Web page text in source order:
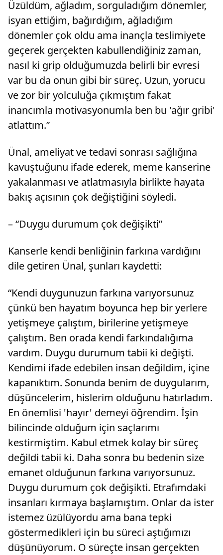
Üzüldüm, ağladım, sorguladığım dönemler,
isyan ettiğim, bağırdığım, ağladığım
dönemler çok oldu ama inançla teslimiyete
geçerek gerçekten kabullendiğiniz zaman,
nasıl ki grip olduğumuzda belirli bir evresi
var bu da onun gibi bir süreç. Uzun, yorucu
ve zor bir yolculuğa çıkmıştım fakat
inancımla motivasyonumla ben bu 'ağır gribi'
atlattım.”
Ünal, ameliyat ve tedavi sonrası sağlığına
kavuştuğunu ifade ederek, meme kanserine
yakalanması ve atlatmasıyla birlikte hayata
bakış açısının çok değiştiğini söyledi.
– “Duygu durumum çok değişikti”
Kanserle kendi benliğinin farkına vardığını
dile getiren Ünal, şunları kaydetti:
“Kendi duygunuzun farkına varıyorsunuz
çünkü ben hayatım boyunca hep bir yerlere
yetişmeye çalıştım, birilerine yetişmeye
çalıştım. Ben orada kendi farkındalığıma
vardım. Duygu durumum tabii ki değişti.
Kendimi ifade edebilen insan değildim, içine
kapanıktım. Sonunda benim de duygularım,
düşüncelerim, hislerim olduğunu hatırladım.
En önemlisi 'hayır' demeyi öğrendim. İşin
bilincinde olduğum için saçlarımı
kestirmiştim. Kabul etmek kolay bir süreç
değildi tabii ki. Daha sonra bu bedenin size
emanet olduğunun farkına varıyorsunuz.
Duygu durumum çok değişikti. Etrafımdaki
insanları kırmaya başlamıştım. Onlar da ister
istemez üzülüyordu ama bana tepki
göstermedikleri için bu süreci aştığımızı
düşünüyorum. O süreçte insan gerçekten